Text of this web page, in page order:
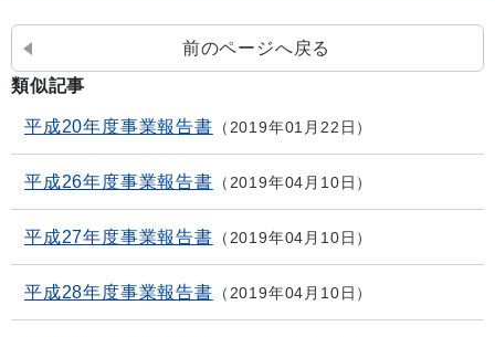
前のページへ戻る
類似記事
平成20年度事業報告書 2019年01月22日
平成26年度事業報告書 2019年04月10日
平成27年度事業報告書 2019年04月10日
平成28年度事業報告書 2019年04月10日